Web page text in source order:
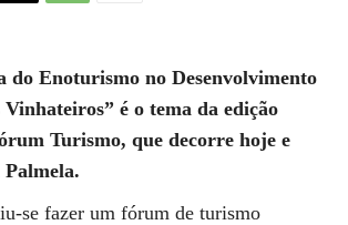
do Enoturismo no Desenvolvimento
é o tema da edição
Turismo, que decorre hoje e
se fazer um fórum de turismo